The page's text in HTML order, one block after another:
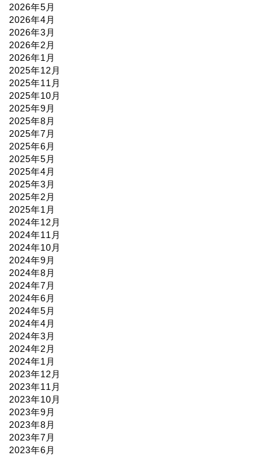
2026年5月
2026年4月
2026年3月
2026年2月
2026年1月
2025年12月
2025年11月
2025年10月
2025年9月
2025年8月
2025年7月
2025年6月
2025年5月
2025年4月
2025年3月
2025年2月
2025年1月
2024年12月
2024年11月
2024年10月
2024年9月
2024年8月
2024年7月
2024年6月
2024年5月
2024年4月
2024年3月
2024年2月
2024年1月
2023年12月
2023年11月
2023年10月
2023年9月
2023年8月
2023年7月
2023年6月